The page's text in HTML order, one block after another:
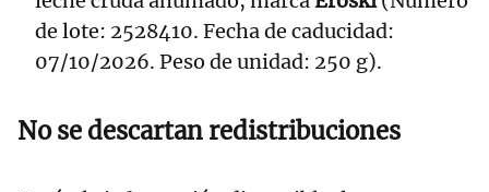
de lote: 2528410. Fecha de caducidad:
07/10/2026. Peso de unidad: 250 g).
No se descartan redistribuciones